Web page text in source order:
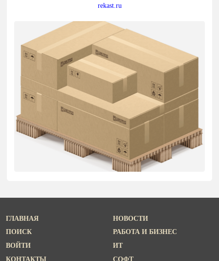
rekast.ru
ГЛАВНАЯ
ПОИСК
ВОЙТИ
КОНТАКТЫ
НОВОСТИ
РАБОТА И БИЗНЕС
ИТ
СОФТ